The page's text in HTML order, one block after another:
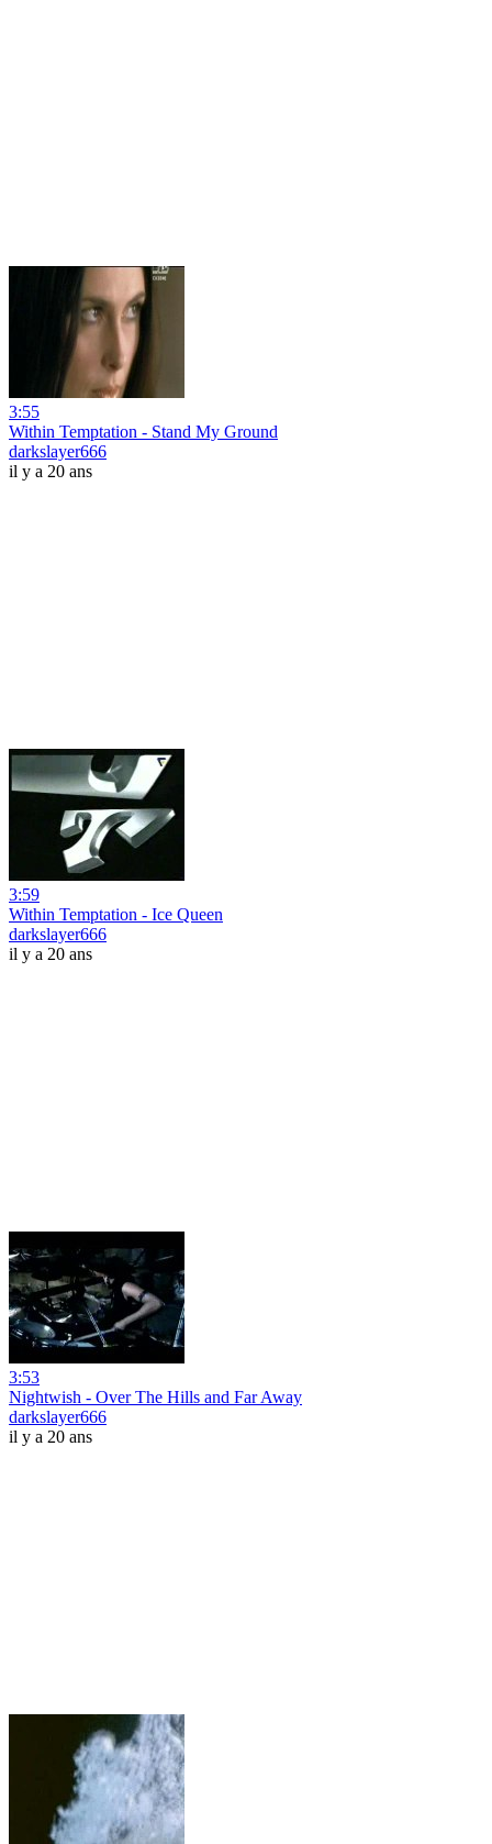
3:55
Within Temptation - Stand My Ground
darkslayer666
il y a 20 ans
3:59
Within Temptation - Ice Queen
darkslayer666
il y a 20 ans
3:53
Nightwish - Over The Hills and Far Away
darkslayer666
il y a 20 ans